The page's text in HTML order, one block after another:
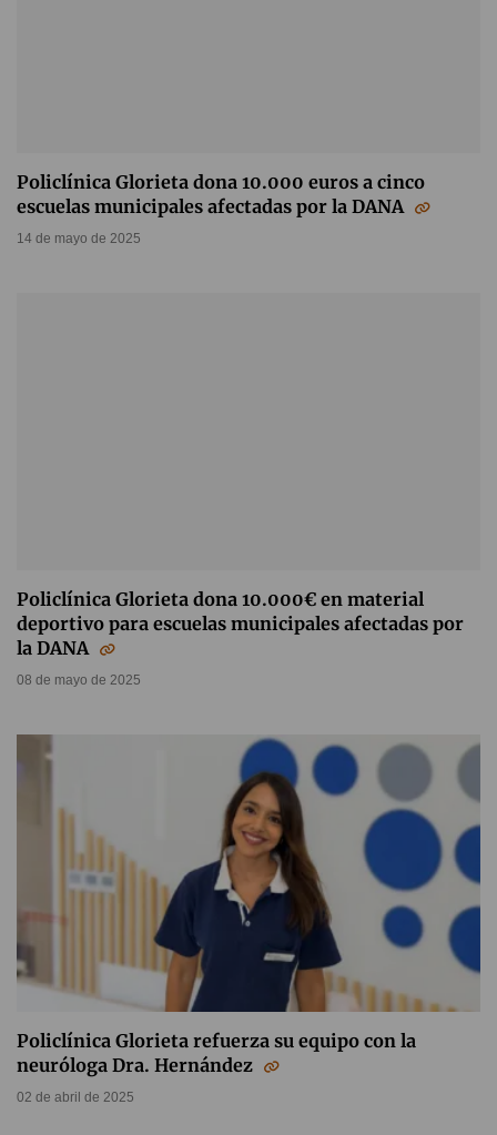
Policlínica Glorieta dona 10.000 euros a cinco
escuelas municipales afectadas por la DANA
14 de mayo de 2025
Policlínica Glorieta dona 10.000€ en material
deportivo para escuelas municipales afectadas por
la DANA
08 de mayo de 2025
Policlínica Glorieta refuerza su equipo con la
neuróloga Dra. Hernández
02 de abril de 2025